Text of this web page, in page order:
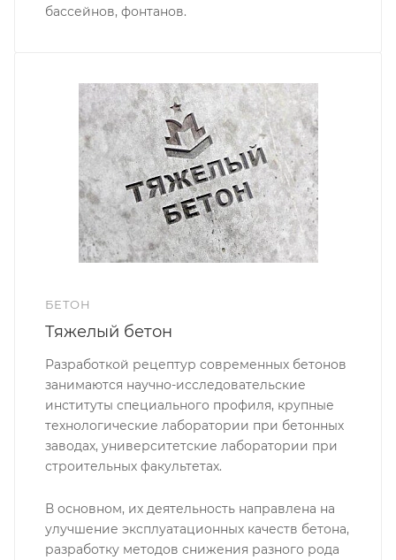
бассейнов, фонтанов.
БЕТОН
Тяжелый бетон
Разработкой рецептур современных бетонов
занимаются научно-исследовательские
институты специального профиля, крупные
технологические лаборатории при бетонных
заводах, университетские лаборатории при
строительных факультетах.
В основном, их деятельность направлена на
улучшение эксплуатационных качеств бетона,
разработку методов снижения разного рода